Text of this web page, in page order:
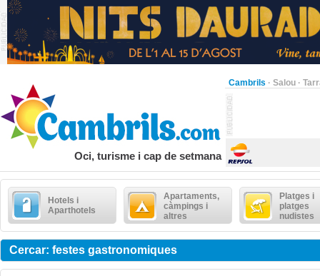
Cambrils · Salou ·
Oci, turisme i cap de setmana
Hotels i
Aparthotels
Apartaments,
càmpings i
altres
Platges i
platges
nudistes
Cercar: festes gastronomiques